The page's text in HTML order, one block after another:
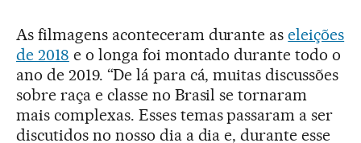
As filmagens aconteceram durante aseleições
de 2018 e o longa foi montado durante todo o
ano de 2019. “De lá para cá, muitas discussões
sobre raça e classe no Brasil se tornaram
mais complexas. Esses temas passaram a ser
discutidos no nosso dia a dia e, durante esse